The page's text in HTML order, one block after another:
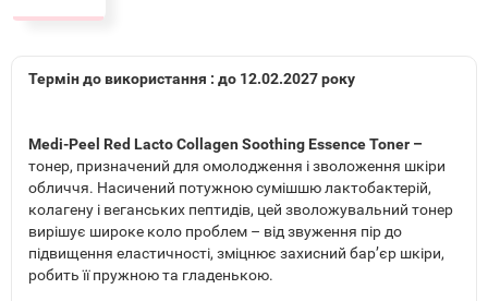
Термін до використання : до 12.02.2027 року
Medi-Peel Red Lacto Collagen Soothing Essence Toner –
тонер, призначений для омолодження і зволоження шкіри
обличчя. Насичений потужною сумішшю лактобактерій,
колагену і веганських пептидів, цей зволожувальний тонер
вирішує широке коло проблем – від звуження пір до
підвищення еластичності, зміцнює захисний бар’єр шкіри,
робить її пружною та гладенькою.